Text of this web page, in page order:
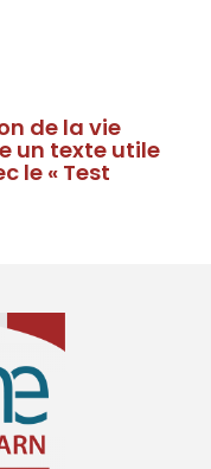
de la vie
un texte utile
le « Test